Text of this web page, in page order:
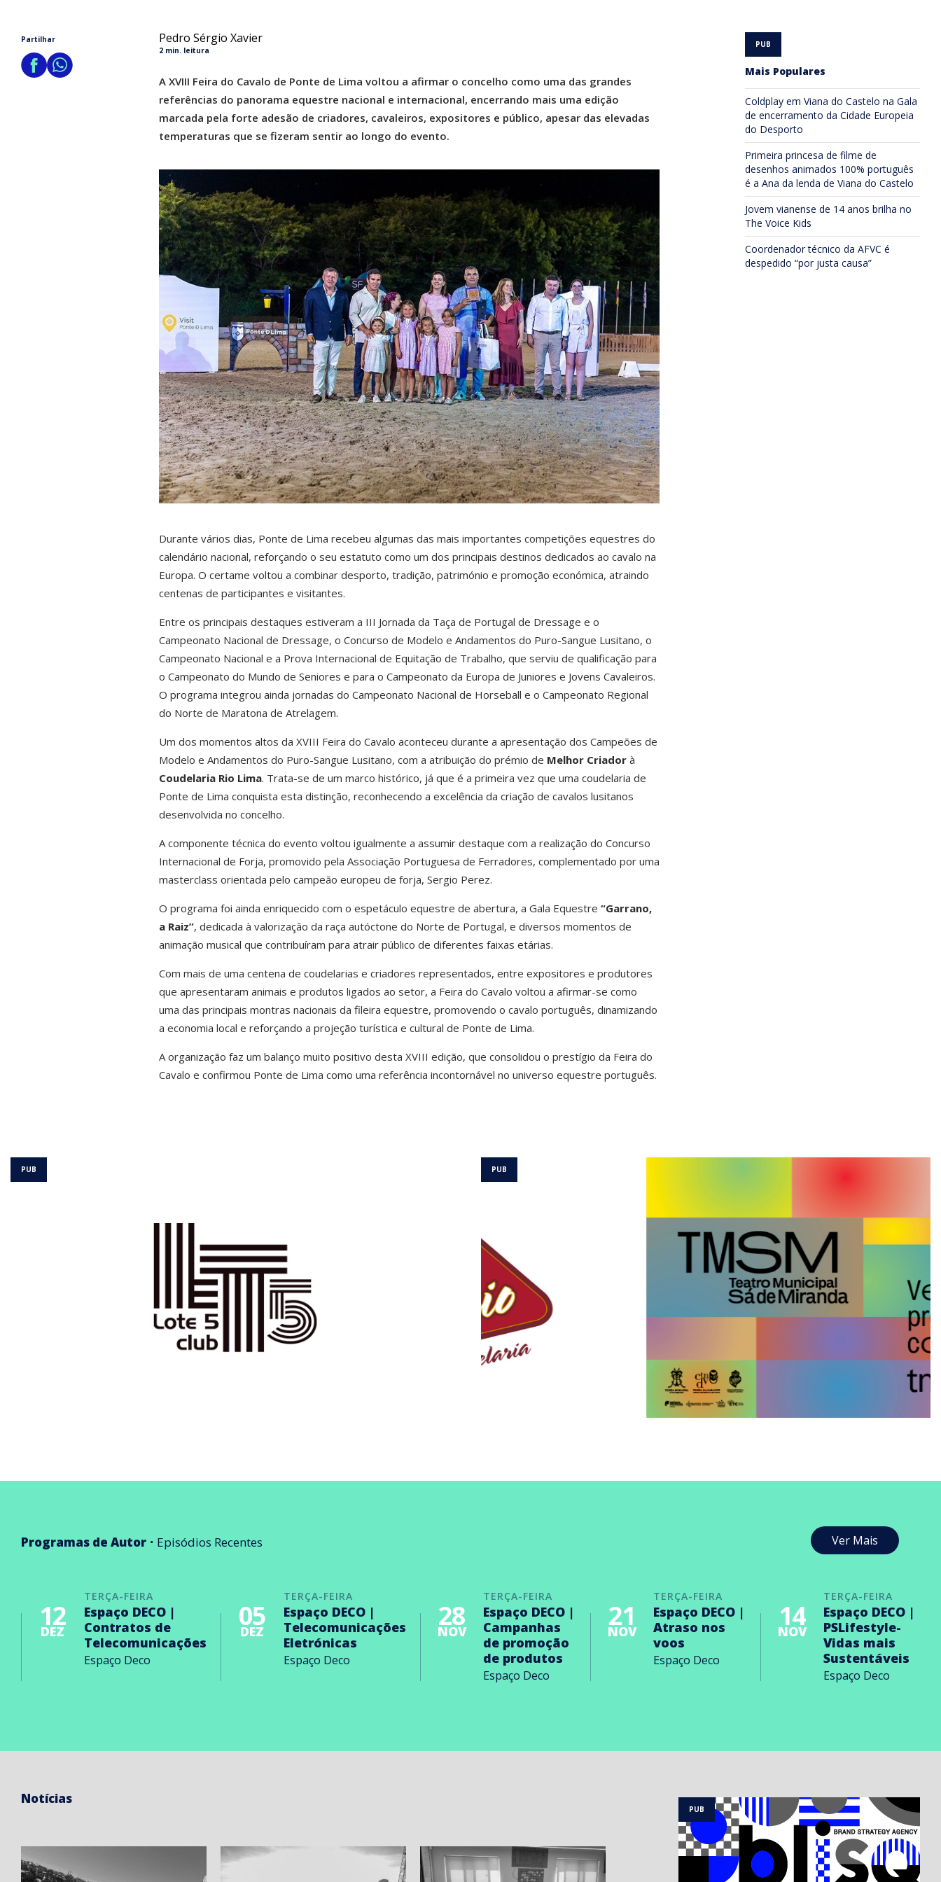
Partilhar Pedro Sérgio Xavier
2 min. leitura
A XVIII Feira do Cavalo de Ponte de Lima voltou a afirmar o concelho como uma das grandes
referências do panorama equestre nacional e internacional, encerrando mais uma edição
marcada pela forte adesão de criadores, cavaleiros, expositores e público, apesar das elevadas
temperaturas que se fizeram sentir ao longo do evento.
Durante vários dias, Ponte de Lima recebeu algumas das mais importantes competições equestres do
calendário nacional, reforçando o seu estatuto como um dos principais destinos dedicados ao cavalo na
Europa. O certame voltou a combinar desporto, tradição, património e promoção económica, atraindo
centenas de participantes e visitantes.
Entre os principais destaques estiveram a III Jornada da Taça de Portugal de Dressage e o
Campeonato Nacional de Dressage, o Concurso de Modelo e Andamentos do Puro-Sangue Lusitano, o
Campeonato Nacional e a Prova Internacional de Equitação de Trabalho, que serviu de qualificação para
o Campeonato do Mundo de Seniores e para o Campeonato da Europa de Juniores e Jovens Cavaleiros.
O programa integrou ainda jornadas do Campeonato Nacional de Horseball e o Campeonato Regional
do Norte de Maratona de Atrelagem.
Um dos momentos altos da XVIII Feira do Cavalo aconteceu durante a apresentação dos Campeões de
Modelo e Andamentos do Puro-Sangue Lusitano, com a atribuição do prémio de Melhor Criadorà
Coudelaria Rio Lima. Trata-se de um marco histórico, já que é a primeira vez que uma coudelaria de
Ponte de Lima conquista esta distinção, reconhecendo a excelência da criação de cavalos lusitanos
desenvolvida no concelho.
A componente técnica do evento voltou igualmente a assumir destaque com a realização do Concurso
Internacional de Forja, promovido pela Associação Portuguesa de Ferradores, complementado por uma
masterclass orientada pelo campeão europeu de forja, Sergio Perez.
O programa foi ainda enriquecido com o espetáculo equestre de abertura, a Gala Equestre “Garrano,
a Raiz”, dedicada à valorização da raça autóctone do Norte de Portugal, e diversos momentos de
animação musical que contribuíram para atrair público de diferentes faixas etárias.
Com mais de uma centena de coudelarias e criadores representados, entre expositores e produtores
que apresentaram animais e produtos ligados ao setor, a Feira do Cavalo voltou a afirmar-se como
uma das principais montras nacionais da fileira equestre, promovendo o cavalo português, dinamizando
a economia local e reforçando a projeção turística e cultural de Ponte de Lima.
A organização faz um balanço muito positivo desta XVIII edição, que consolidou o prestígio da Feira do
Cavalo e confirmou Ponte de Lima como uma referência incontornável no universo equestre português.
Mais Populares
Coldplay em Viana do Castelo na Gala
de encerramento da Cidade Europeia
do Desporto
Primeira princesa de filme de
desenhos animados 100% português
é a Ana da lenda de Viana do Castelo
Jovem vianense de 14 anos brilha no
The Voice Kids
Coordenador técnico da AFVC é
despedido “por justa causa”
Programas de Autor Episódios Recentes Ver Mais
TERÇA-FEIRA
12
DEZ
Espaço DECO |
Contratos de
Telecomunicações
Espaço Deco
TERÇA-FEIRA
05
DEZ
Espaço DECO |
Telecomunicações
Eletrónicas
Espaço Deco
TERÇA-FEIRA
28
NOV
Espaço DECO |
Campanhas
de promoção
de produtos
Espaço Deco
TERÇA-FEIRA
21
NOV
Espaço DECO |
Atraso nos
voos
Espaço Deco
TERÇA-FEIRA
14
NOV
Espaço DECO |
PSLifestyle-
Vidas mais
Sustentáveis
Espaço Deco
Notícias